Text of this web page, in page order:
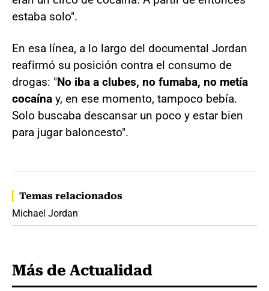
estaba solo".
En esa línea, a lo largo del documental Jordan
reafirmó su posición contra el consumo de
drogas: "No iba a clubes, no fumaba, no metía
cocaína y, en ese momento, tampoco bebía.
Solo buscaba descansar un poco y estar bien
para jugar baloncesto".
Temas relacionados
Michael Jordan
Más de Actualidad